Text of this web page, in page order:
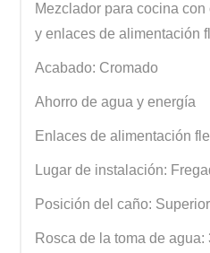
Mezclador para cocina
y enlaces de alimentación
Acabado: Cromado
Ahorro de agua y energía
Enlaces de alimentación
Lugar de instalación:
Posición del caño: Superior
Rosca de la toma de agua: